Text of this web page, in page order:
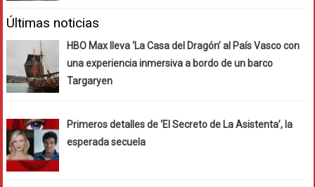
Últimas noticias
HBO Max lleva ‘La Casa del Dragón’ al País Vasco con
una experiencia inmersiva a bordo de un barco
Targaryen
Primeros detalles de ‘El Secreto de La Asistenta’, la
esperada secuela